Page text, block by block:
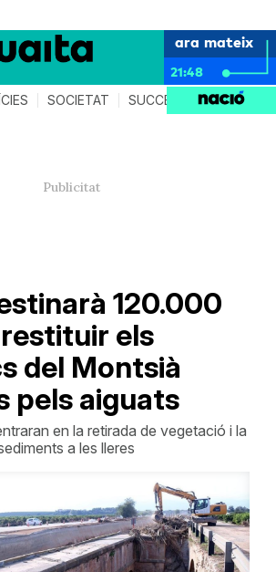
ara mateix
21:48
SOCIETAT SUCCESSOS AGENDA
120.000
els
del Montsià
pels aiguats
en la retirada de vegetació i la
a les lleres